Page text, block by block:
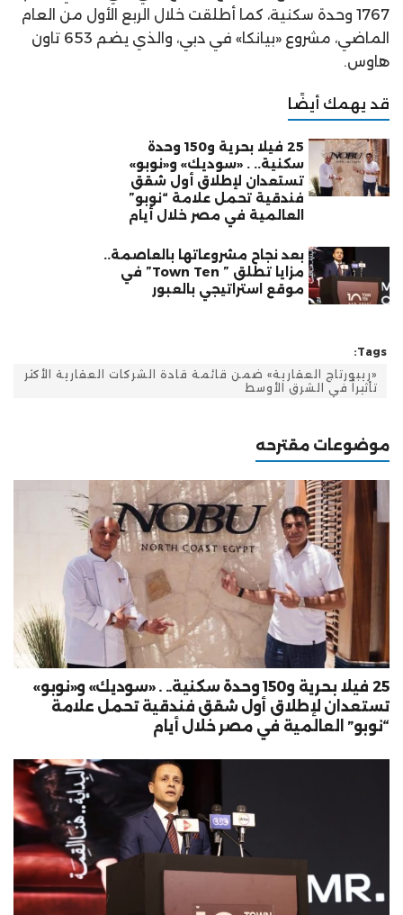
1767 وحدة سكنية، كما أطلقت خلال الربع الأول من العام
الماضي، مشروع «بيانكا» في دبي، والذي يضم 653 تاون
هاوس.
قد يهمك أيضًا
25 فيلا بحرية و150 وحدة
سكنية.. . «سوديك» و«نوبو»
تستعدان لإطلاق أول شقق
فندقية تحمل علامة “نوبو”
العالمية في مصر خلال أيام
بعد نجاح مشروعاتها بالعاصمة..
مزايا تطلق ” Town Ten” في
موقع استراتيجي بالعبور
Tags:
«ريبورتاج العقارية» ضمن قائمة قادة الشركات العقارية الأكثر
تأثيراً في الشرق الأوسط
موضوعات مقترحه
25 فيلا بحرية و150 وحدة سكنية.. . «سوديك» و«نوبو»
تستعدان لإطلاق أول شقق فندقية تحمل علامة
“نوبو” العالمية في مصر خلال أيام